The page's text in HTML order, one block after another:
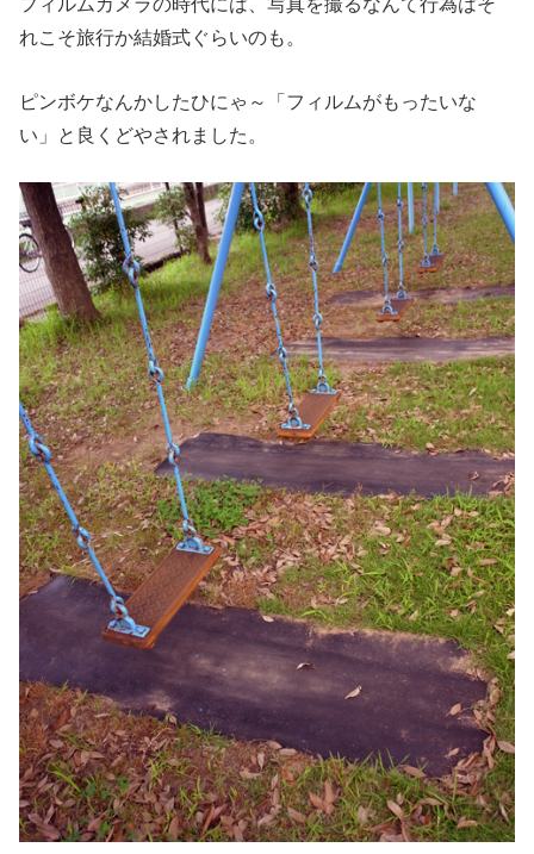
れこそ旅行か結婚式ぐらいのも。
ピンボケなんかしたひにゃ～「フィルムがもったいな
い」と良くどやされました。